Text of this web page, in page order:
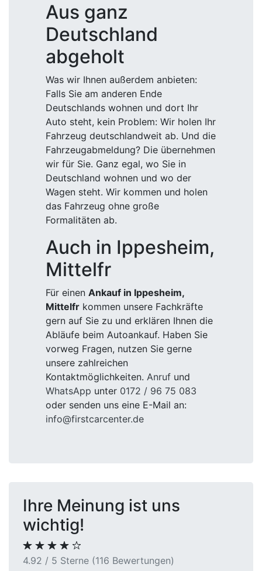
Aus ganz
Deutschland
abgeholt
Was wir Ihnen außerdem anbieten:
Falls Sie am anderen Ende
Deutschlands wohnen und dort Ihr
Auto steht, kein Problem: Wir holen Ihr
Fahrzeug deutschlandweit ab. Und die
Fahrzeugabmeldung? Die übernehmen
wir für Sie. Ganz egal, wo Sie in
Deutschland wohnen und wo der
Wagen steht. Wir kommen und holen
das Fahrzeug ohne große
Formalitäten ab.
Auch in Ippesheim,
Mittelfr
Für einen Ankauf in Ippesheim,
Mittelfr kommen unsere Fachkräfte
gern auf Sie zu und erklären Ihnen die
Abläufe beim Autoankauf. Haben Sie
vorweg Fragen, nutzen Sie gerne
unsere zahlreichen
Kontaktmöglichkeiten. Anruf und
WhatsApp unter 0172 / 96 75 083
oder senden uns eine E-Mail an:
info@firstcarcenter.de
Ihre Meinung ist uns
wichtig!
4.92 / 5 Sterne (116 Bewertungen)